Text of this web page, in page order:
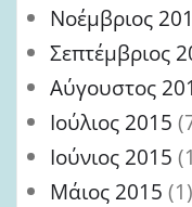
Νοέμβριος
Σεπτέμβριος
Αύγουστος
Ιούλιος 2015
Ιούνιος 2015
Μάιος 2015 (1)